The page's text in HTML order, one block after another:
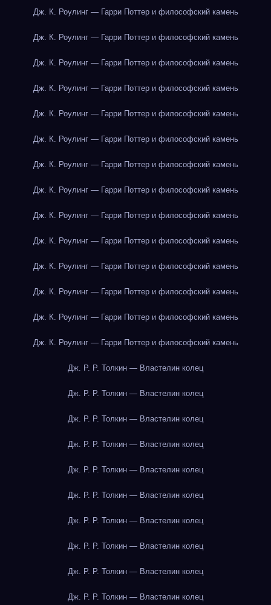
Дж. К. Роулинг — Гарри Поттер и философский камень
Дж. К. Роулинг — Гарри Поттер и философский камень
Дж. К. Роулинг — Гарри Поттер и философский камень
Дж. К. Роулинг — Гарри Поттер и философский камень
Дж. К. Роулинг — Гарри Поттер и философский камень
Дж. К. Роулинг — Гарри Поттер и философский камень
Дж. К. Роулинг — Гарри Поттер и философский камень
Дж. К. Роулинг — Гарри Поттер и философский камень
Дж. К. Роулинг — Гарри Поттер и философский камень
Дж. К. Роулинг — Гарри Поттер и философский камень
Дж. К. Роулинг — Гарри Поттер и философский камень
Дж. К. Роулинг — Гарри Поттер и философский камень
Дж. К. Роулинг — Гарри Поттер и философский камень
Дж. К. Роулинг — Гарри Поттер и философский камень
Дж. Р. Р. Толкин — Властелин колец
Дж. Р. Р. Толкин — Властелин колец
Дж. Р. Р. Толкин — Властелин колец
Дж. Р. Р. Толкин — Властелин колец
Дж. Р. Р. Толкин — Властелин колец
Дж. Р. Р. Толкин — Властелин колец
Дж. Р. Р. Толкин — Властелин колец
Дж. Р. Р. Толкин — Властелин колец
Дж. Р. Р. Толкин — Властелин колец
Дж. Р. Р. Толкин — Властелин колец